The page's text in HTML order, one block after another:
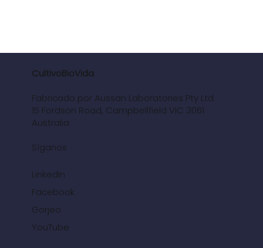
CultivoBioVida
Fabricado por Aussan Laboratories Pty Ltd.
15 Fordson Road, Campbellfield VIC 3061
Australia
Síganos
LinkedIn
Facebook
Gorjeo
YouTube